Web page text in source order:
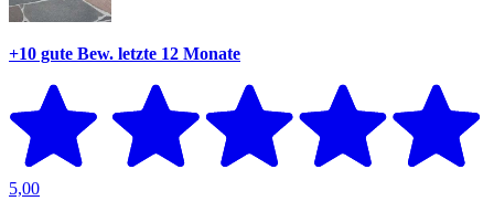
+10 gute Bew. letzte 12 Monate
5,00